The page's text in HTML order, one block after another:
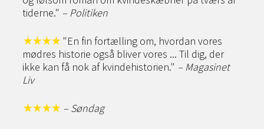
tiderne." – Politiken
"En fin fortælling om, hvordan vores
mødres historie også bliver vores ... Til dig, der
ikke kan få nok af kvindehistorien." – Magasinet
Liv
– Søndag